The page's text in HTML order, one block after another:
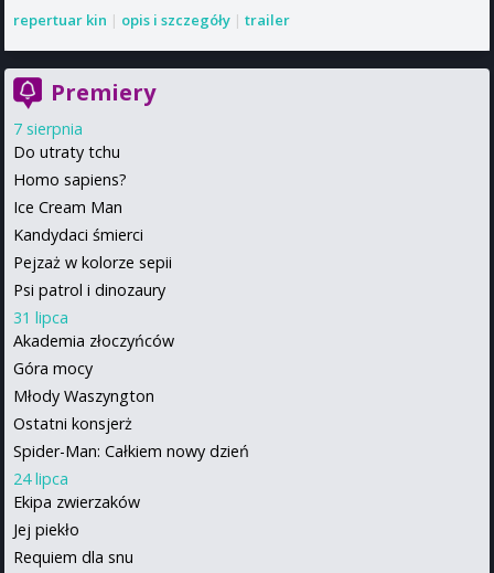
repertuar kin | opis i szczegóły | trailer
Premiery
7 sierpnia
Do utraty tchu
Homo sapiens?
Ice Cream Man
Kandydaci śmierci
Pejzaż w kolorze sepii
Psi patrol i dinozaury
31 lipca
Akademia złoczyńców
Góra mocy
Młody Waszyngton
Ostatni konsjerż
Spider-Man: Całkiem nowy dzień
24 lipca
Ekipa zwierzaków
Jej piekło
Requiem dla snu